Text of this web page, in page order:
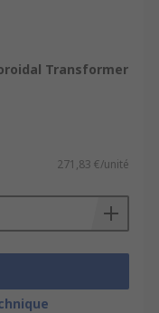
Transformer
271,83 €/unité